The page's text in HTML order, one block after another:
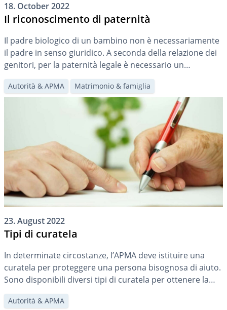
18. October 2022
Il riconoscimento di paternità
Il padre biologico di un bambino non è necessariamente
il padre in senso giuridico. A seconda della relazione dei
genitori, per la paternità legale è necessario un
riconoscimento. Questo articolo mostra quando è
necessario un riconoscimento di paternità e come farlo.
Autorità & APMA Matrimonio & famiglia
23. August 2022
Tipi di curatela
In determinate circostanze, l’APMA deve istituire una
curatela per proteggere una persona bisognosa di aiuto.
Sono disponibili diversi tipi di curatela per ottenere la
soluzione più personalizzata e appropriata per ogni
singolo caso.
Autorità & APMA